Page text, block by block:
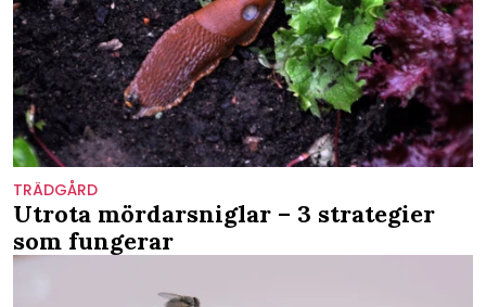
TRÄDGÅRD
Utrota mördarsniglar – 3 strategier
som fungerar